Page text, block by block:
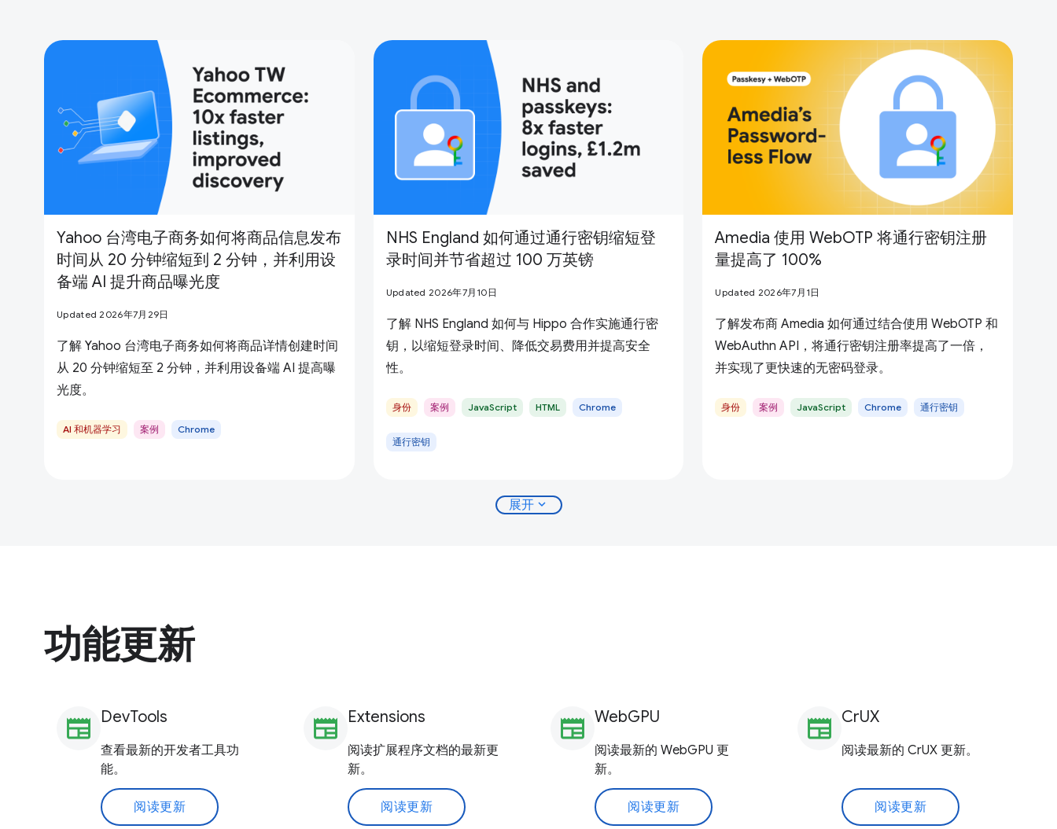
Yahoo 台湾电子商务如何将商品信息发布
时间从 20 分钟缩短到 2 分钟，并利用设
备端 AI 提升商品曝光度
Updated 2026年7月29日
了解 Yahoo 台湾电子商务如何将商品详情创建时间
从 20 分钟缩短至 2 分钟，并利用设备端 AI 提高曝
光度。
AI 和机器学习 案例 Chrome
NHS England 如何通过通行密钥缩短登
录时间并节省超过 100 万英镑
Updated 2026年7月10日
了解 NHS England 如何与 Hippo 合作实施通行密
钥，以缩短登录时间、降低交易费用并提高安全
性。
身份 案例 JavaScript HTML Chrome
通行密钥
Amedia 使用 WebOTP 将通行密钥注册
量提高了 100%
Updated 2026年7月1日
了解发布商 Amedia 如何通过结合使用 WebOTP 和
WebAuthn API，将通行密钥注册率提高了一倍，
并实现了更快速的无密码登录。
身份 案例 JavaScript Chrome 通行密钥
展开 expand_more
功能更新
newspaper DevTools
查看最新的开发者工具功
能。
阅读更新
newspaper Extensions
阅读扩展程序文档的最新更
新。
阅读更新
newspaper WebGPU
阅读最新的 WebGPU 更
新。
阅读更新
newspaper CrUX
阅读最新的 CrUX 更新。
阅读更新